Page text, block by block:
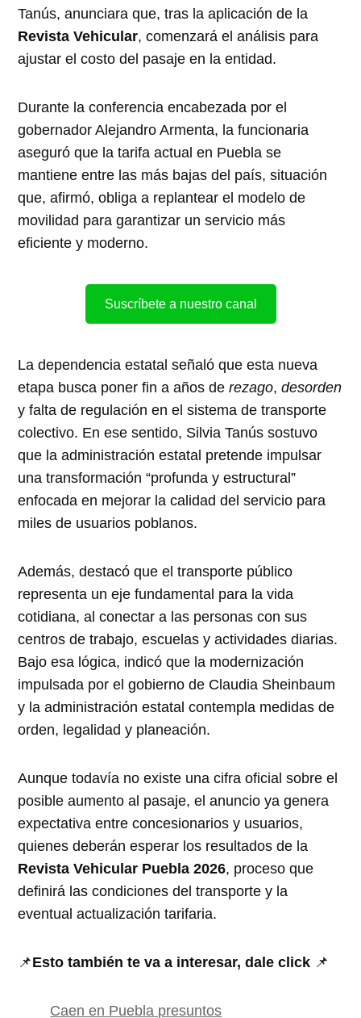
Tanús, anunciara que, tras la aplicación de la
Revista Vehicular, comenzará el análisis para
ajustar el costo del pasaje en la entidad.
Durante la conferencia encabezada por el
gobernador Alejandro Armenta, la funcionaria
aseguró que la tarifa actual en Puebla se
mantiene entre las más bajas del país, situación
que, afirmó, obliga a replantear el modelo de
movilidad para garantizar un servicio más
eficiente y moderno.
Suscríbete a nuestro canal
La dependencia estatal señaló que esta nueva
etapa busca poner fin a años derezago,desorden
y falta de regulación en el sistema de transporte
colectivo. En ese sentido, Silvia Tanús sostuvo
que la administración estatal pretende impulsar
una transformación “profunda y estructural”
enfocada en mejorar la calidad del servicio para
miles de usuarios poblanos.
Además, destacó que el transporte público
representa un eje fundamental para la vida
cotidiana, al conectar a las personas con sus
centros de trabajo, escuelas y actividades diarias.
Bajo esa lógica, indicó que la modernización
impulsada por el gobierno de Claudia Sheinbaum
y la administración estatal contempla medidas de
orden, legalidad y planeación.
Aunque todavía no existe una cifra oficial sobre el
posible aumento al pasaje, el anuncio ya genera
expectativa entre concesionarios y usuarios,
quienes deberán esperar los resultados de la
Revista Vehicular Puebla 2026, proceso que
definirá las condiciones del transporte y la
eventual actualización tarifaria.
📌Esto también te va a interesar, dale click 📌
Caen en Puebla presuntos